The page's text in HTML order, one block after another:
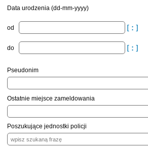
Data urodzenia (dd-mm-yyyy)
od
do
Pseudonim
Ostatnie miejsce zameldowania
Poszukujące jednostki policji